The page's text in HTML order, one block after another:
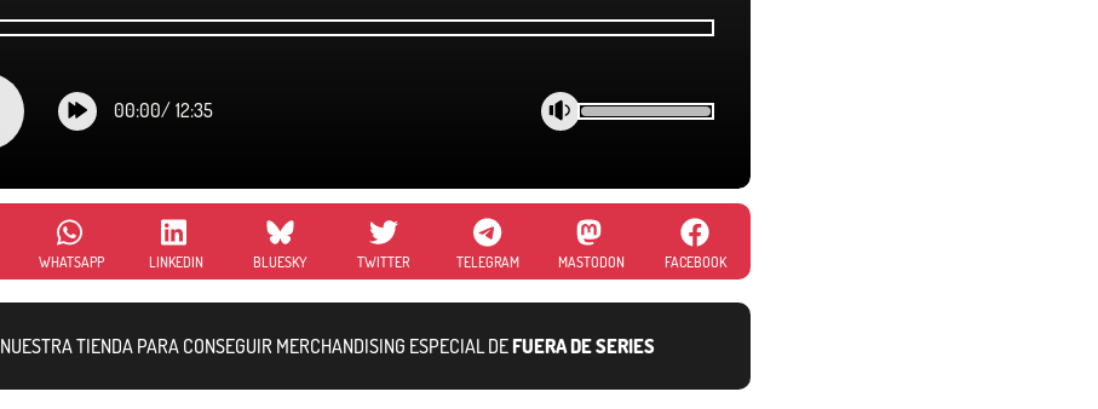
00:00/ 12:35
WHATSAPP LINKEDIN BLUESKY TWITTER TELEGRAM MASTODON FACEBOOK
TIENDA PARA CONSEGUIR MERCHANDISING ESPECIAL DEFUERA DE SERIES